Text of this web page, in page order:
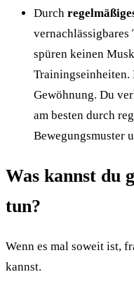
Durch
vernachlässigbares
spüren keinen
Trainingseinheiten.
Gewöhnung. Du
am besten durch
Bewegungsmuster
Was kannst du
tun?
Wenn es mal soweit ist,
kannst.